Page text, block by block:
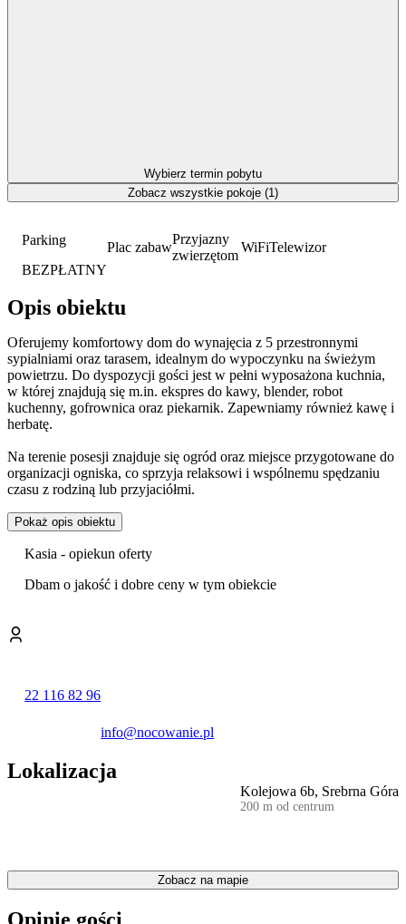
Parking
BEZPŁATNY
Plac zabaw
Przyjazny
zwierzętom
WiFiTelewizor
Opis obiektu
Oferujemy komfortowy dom do wynajęcia z 5 przestronnymi
sypialniami oraz tarasem, idealnym do wypoczynku na świeżym
powietrzu. Do dyspozycji gości jest w pełni wyposażona kuchnia,
w której znajdują się m.in. ekspres do kawy, blender, robot
kuchenny, gofrownica oraz piekarnik. Zapewniamy również kawę i
herbatę.
Na terenie posesji znajduje się ogród oraz miejsce przygotowane do
organizacji ogniska, co sprzyja relaksowi i wspólnemu spędzaniu
czasu z rodziną lub przyjaciółmi.
Pokaż opis obiektu
Kasia - opiekun oferty
Dbam o jakość i dobre ceny w tym obiekcie
22 116 82 96
info@nocowanie.pl
Lokalizacja
Kolejowa 6b, Srebrna Góra
200 m od centrum
Zobacz na mapie
Wybierz termin pobytu
Zobacz wszystkie pokoje (1)